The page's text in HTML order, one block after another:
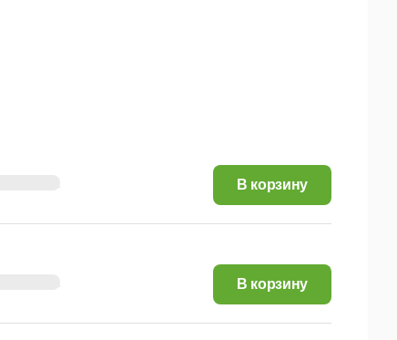
В корзину
В корзину